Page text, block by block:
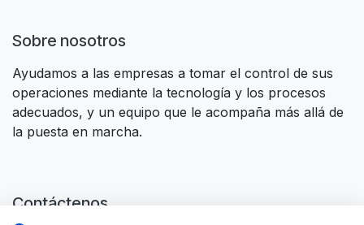
Sobre nosotros
Ayudamos a las empresas a tomar el control de sus
operaciones mediante la tecnología y los procesos
adecuados, y un equipo que le acompaña más allá de
la puesta en marcha.
Contáctenos